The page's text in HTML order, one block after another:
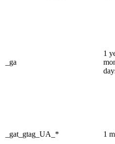
_ga
1
_gat_gtag_UA_*
1